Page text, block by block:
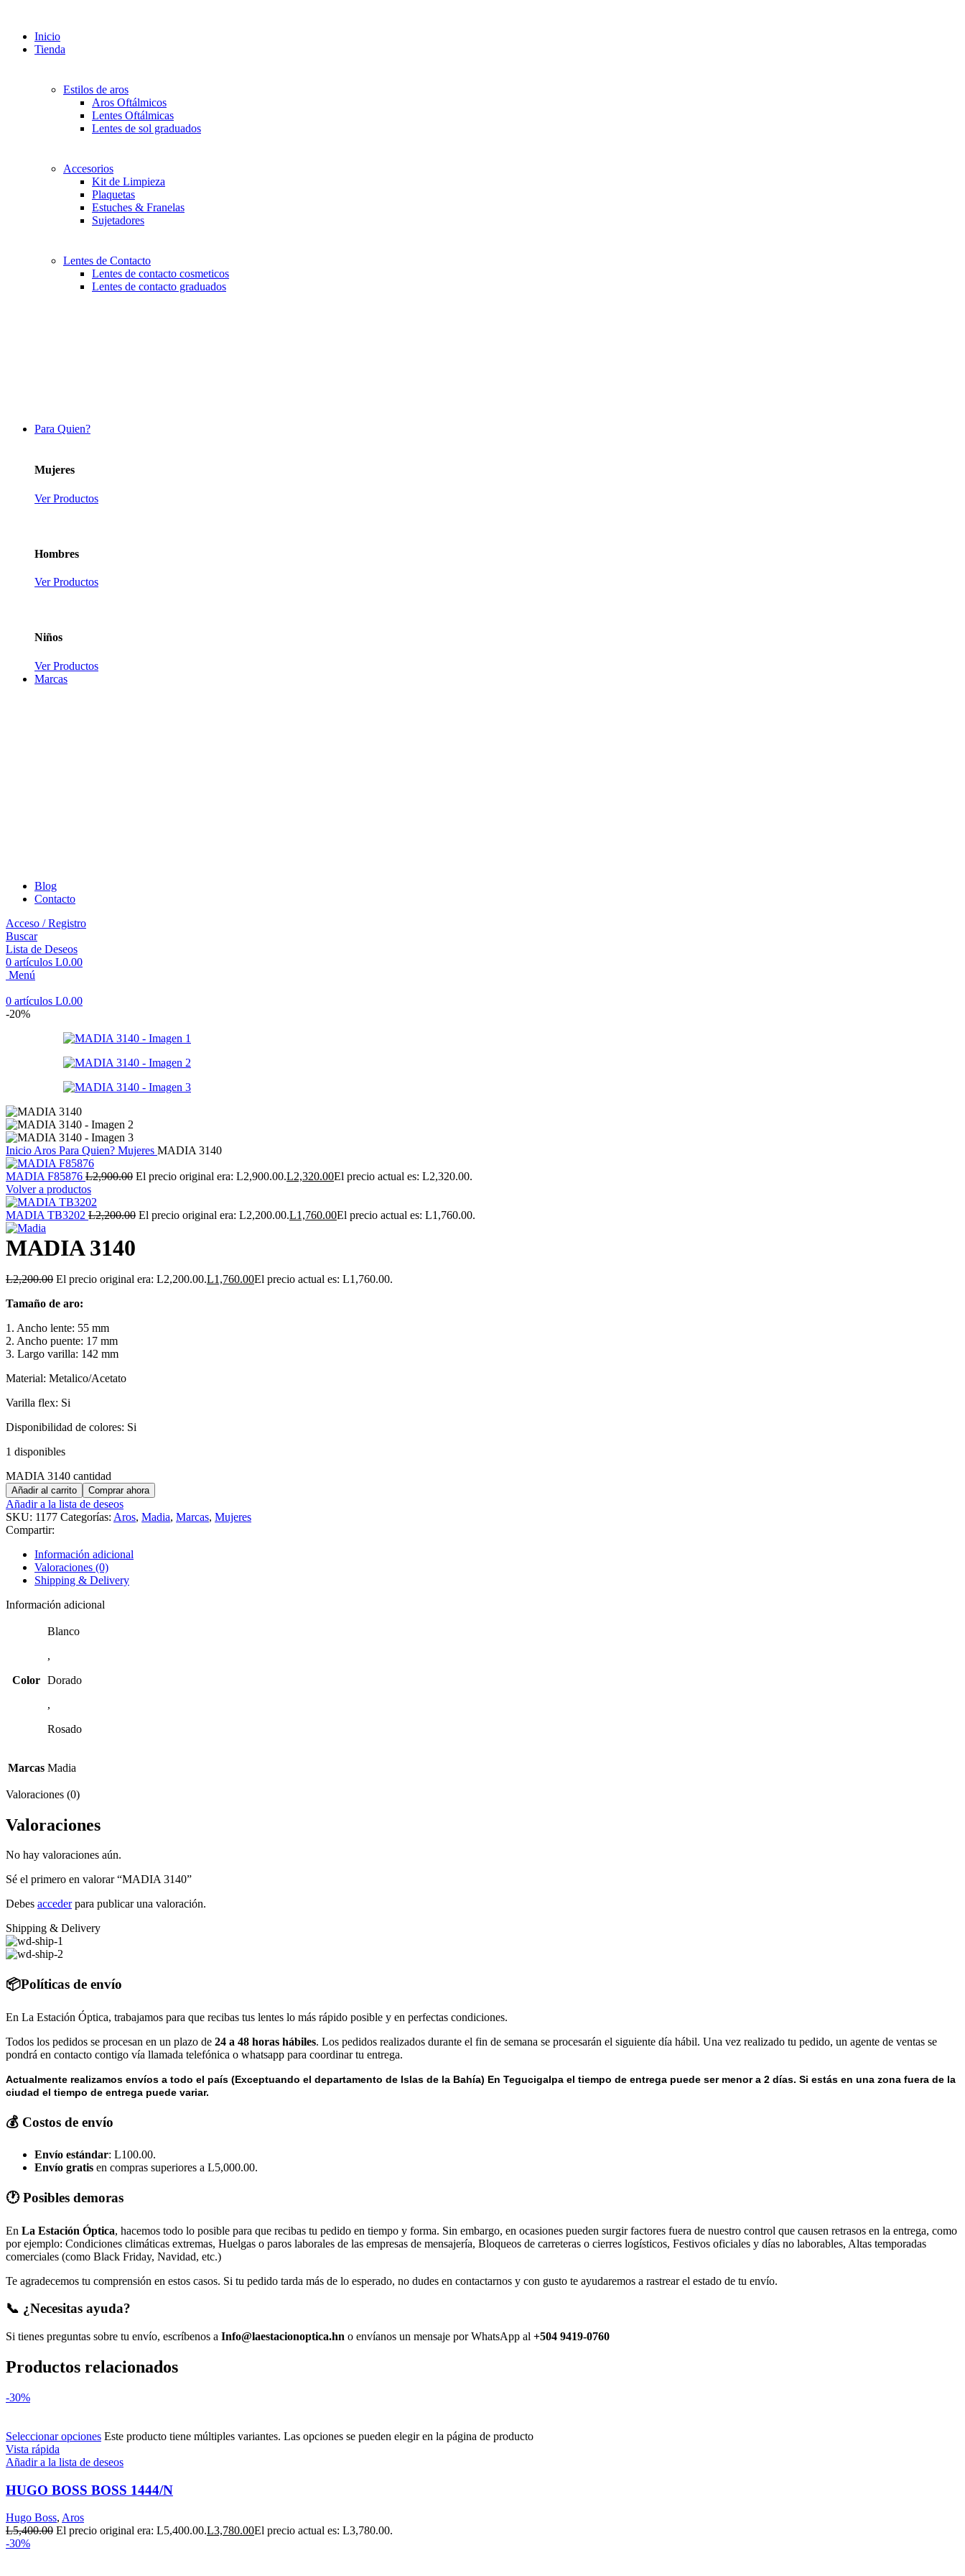
Inicio
Tienda
Estilos de aros
Aros Oftálmicos
Lentes Oftálmicas
Lentes de sol graduados
Accesorios
Kit de Limpieza
Plaquetas
Estuches & Franelas
Sujetadores
Lentes de Contacto
Lentes de contacto cosmeticos
Lentes de contacto graduados
Para Quien?
Mujeres
Ver Productos
Hombres
Ver Productos
Niños
Ver Productos
Marcas
Blog
Contacto
Acceso / Registro
Buscar
Lista de Deseos
0 artículos L0.00
Menú
0 artículos L0.00
-20%
Inicio Aros Para Quien? Mujeres MADIA 3140
MADIA F85876 L2,900.00 El precio original era: L2,900.00.L2,320.00El precio actual es: L2,320.00.
Volver a productos
MADIA TB3202 L2,200.00 El precio original era: L2,200.00.L1,760.00El precio actual es: L1,760.00.
MADIA 3140
L2,200.00 El precio original era: L2,200.00.L1,760.00El precio actual es: L1,760.00.
Tamaño de aro:
1. Ancho lente: 55 mm
2. Ancho puente: 17 mm
3. Largo varilla: 142 mm
Material: Metalico/Acetato
Varilla flex: Si
Disponibilidad de colores: Si
1 disponibles
MADIA 3140 cantidad
Añadir al carrito Comprar ahora
Añadir a la lista de deseos
SKU: 1177 Categorías: Aros, Madia, Marcas, Mujeres
Compartir:
Información adicional
Valoraciones (0)
Shipping & Delivery
Información adicional
Color
Blanco
,
Dorado
,
Rosado
Marcas Madia
Valoraciones (0)
Valoraciones
No hay valoraciones aún.
Sé el primero en valorar “MADIA 3140”
Debes accederpara publicar una valoración.
Shipping & Delivery
📦Políticas de envío
En La Estación Óptica, trabajamos para que recibas tus lentes lo más rápido posible y en perfectas condiciones.
Todos los pedidos se procesan en un plazo de 24 a 48 horas hábiles. Los pedidos realizados durante el fin de semana se procesarán el siguiente día hábil. Una vez realizado tu pedido, un agente de ventas se
pondrá en contacto contigo vía llamada telefónica o whatsapp para coordinar tu entrega.
Actualmente realizamos envíos a todo el país (Exceptuando el departamento de Islas de la Bahía) En Tegucigalpa el tiempo de entrega puede ser menor a 2 días. Si estás en una zona fuera de la
ciudad el tiempo de entrega puede variar.
💰 Costos de envío
Envío estándar: L100.00.
Envío gratis en compras superiores a L5,000.00.
🕐 Posibles demoras
En La Estación Óptica, hacemos todo lo posible para que recibas tu pedido en tiempo y forma. Sin embargo, en ocasiones pueden surgir factores fuera de nuestro control que causen retrasos en la entrega, como
por ejemplo: Condiciones climáticas extremas, Huelgas o paros laborales de las empresas de mensajería, Bloqueos de carreteras o cierres logísticos, Festivos oficiales y días no laborables, Altas temporadas
comerciales (como Black Friday, Navidad, etc.)
Te agradecemos tu comprensión en estos casos. Si tu pedido tarda más de lo esperado, no dudes en contactarnos y con gusto te ayudaremos a rastrear el estado de tu envío.
📞 ¿Necesitas ayuda?
Si tienes preguntas sobre tu envío, escríbenos a Info@laestacionoptica.hn o envíanos un mensaje por WhatsApp al +504 9419-0760
Productos relacionados
-30%
Seleccionar opciones Este producto tiene múltiples variantes. Las opciones se pueden elegir en la página de producto
Vista rápida
Añadir a la lista de deseos
HUGO BOSS BOSS 1444/N
Hugo Boss, Aros
L5,400.00 El precio original era: L5,400.00.L3,780.00El precio actual es: L3,780.00.
-30%